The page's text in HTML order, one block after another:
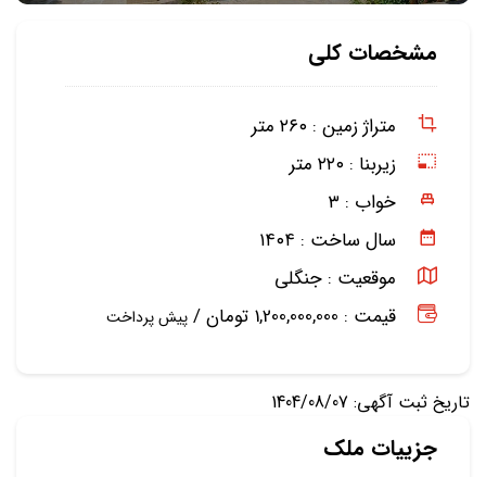
مشخصات کلی
متراژ زمین : ۲۶۰ متر
زیربنا : ۲۲۰ متر
خواب : ۳
سال ساخت : ۱۴۰۴
موقعیت : جنگلی
قیمت : 1,200,000,000 تومان /
پیش پرداخت
تاریخ ثبت آگهی: 1404/08/07
جزییات ملک